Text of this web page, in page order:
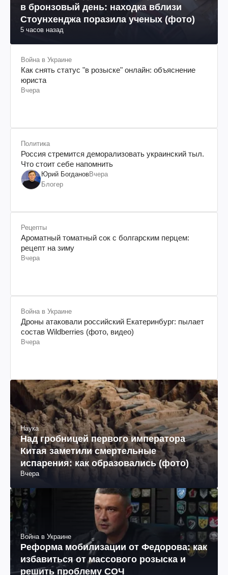
в бронзовый день: находка вблизи
Стоунхенджа поразила ученых (фото)
5 часов назад
Война в Украине
Как снять статус "в розыске" онлайн: объяснение
юриста
Вчера
Политика
Россия стремится деморализовать украинский тыл.
Что стоит себе напомнить
Юрий БогдановВчера
Блогер
Рецепты
Ароматный томатный сок с болгарским перцем:
рецепт на зиму
Вчера
Война в Украине
Дроны атаковали российский Екатеринбург: пылает
состав Wildberries (фото, видео)
Вчера
Наука
Над гробницей первого императора
Китая заметили смертельные
испарения: как образовались (фото)
Вчера
Война в Украине
Реформа мобилизации от Федорова: как
избавиться от массового розыска и
решить проблему СОЧ